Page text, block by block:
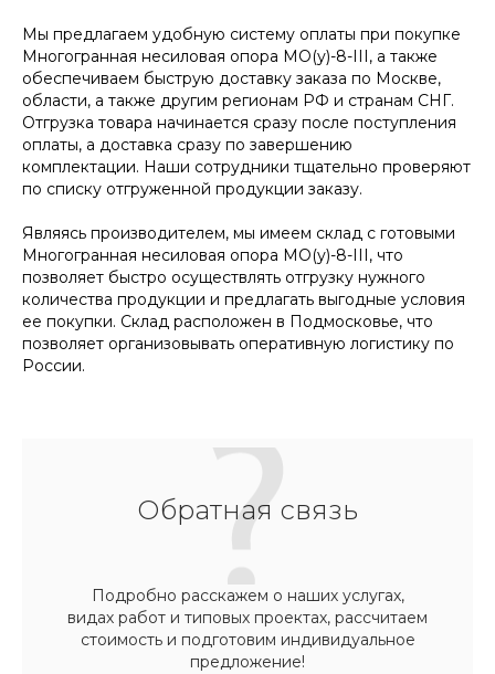
Мы предлагаем удобную систему оплаты при покупке
Многогранная несиловая опора МО(у)-8-III, а также
обеспечиваем быструю доставку заказа по Москве,
области, а также другим регионам РФ и странам СНГ.
Отгрузка товара начинается сразу после поступления
оплаты, а доставка сразу по завершению
комплектации. Наши сотрудники тщательно проверяют
по списку отгруженной продукции заказу.
Являясь производителем, мы имеем склад с готовыми
Многогранная несиловая опора МО(у)-8-III, что
позволяет быстро осуществлять отгрузку нужного
количества продукции и предлагать выгодные условия
ее покупки. Склад расположен в Подмосковье, что
позволяет организовывать оперативную логистику по
России.
Обратная связь
Подробно расскажем о наших услугах,
видах работ и типовых проектах, рассчитаем
стоимость и подготовим индивидуальное
предложение!